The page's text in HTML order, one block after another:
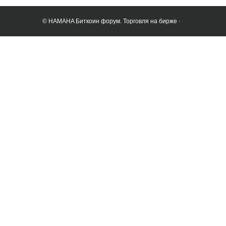
© HAMAHA Биткоин форум. Торговля на бирже ·